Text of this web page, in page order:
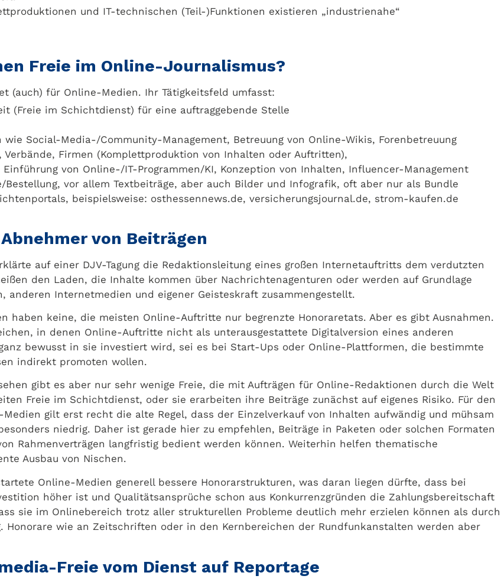
und IT-technischen (Teil-)Funktionen existieren „industrienahe“
Freie im Online-Journalismus?
(auch) für Online-Medien. Ihr Tätigkeitsfeld umfasst:
(Freie im Schichtdienst) für eine auftraggebende Stelle
Social-Media-/Community-Management, Betreuung von Online-Wikis, Forenbetreuung
Firmen (Komplettproduktion von Inhalten oder Auftritten),
von Online-/IT-Programmen/KI, Konzeption von Inhalten, Influencer-Management
Bestellung, vor allem Textbeiträge, aber auch Bilder und Infografik, oft aber nur als Bundle
beispielsweise: osthessennews.de, versicherungsjournal.de, strom-kaufen.de
von Beiträgen
auf einer DJV-Tagung die Redaktionsleitung eines großen Internetauftritts dem verdutzten
den Laden, die Inhalte kommen über Nachrichtenagenturen oder werden auf Grundlage
anderen Internetmedien und eigener Geisteskraft zusammengestellt.
haben keine, die meisten Online-Auftritte nur begrenzte Honoraretats. Aber es gibt Ausnahmen.
in denen Online-Auftritte nicht als unterausgestattete Digitalversion eines anderen
bewusst in sie investiert wird, sei es bei Start-Ups oder Online-Plattformen, die bestimmte
indirekt promoten wollen.
gibt es aber nur sehr wenige Freie, die mit Aufträgen für Online-Redaktionen durch die Welt
Freie im Schichtdienst, oder sie erarbeiten ihre Beiträge zunächst auf eigenes Risiko. Für den
gilt erst recht die alte Regel, dass der Einzelverkauf von Inhalten aufwändig und mühsam
niedrig. Daher ist gerade hier zu empfehlen, Beiträge in Paketen oder solchen Formaten
Rahmenverträgen langfristig bedient werden können. Weiterhin helfen thematische
Ausbau von Nischen.
Online-Medien generell bessere Honorarstrukturen, was daran liegen dürfte, dass bei
höher ist und Qualitätsansprüche schon aus Konkurrenzgründen die Zahlungsbereitschaft
sie im Onlinebereich trotz aller strukturellen Probleme deutlich mehr erzielen können als durch
Honorare wie an Zeitschriften oder in den Kernbereichen der Rundfunkanstalten werden aber
Freie vom Dienst auf Reportage